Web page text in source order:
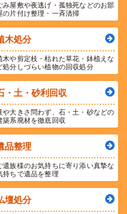
み屋敷や夜逃げ・孤独死などのお部
の片付け整理・一斉清掃
木処分
木や剪定枝・枯れた草花・鉢植えな
処分しづらい植物の回収処分
・土・砂利回収
や大きさ問わず、石・土・砂などの
築系廃材を徹底回収
品整理
遺族様のお気持ちに寄り添い真摯な
持ちで遺品を整理
壇処分